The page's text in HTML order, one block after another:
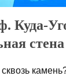
Куда-